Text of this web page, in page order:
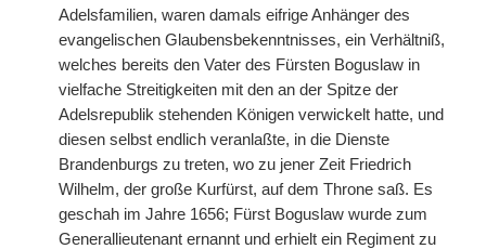
Adelsfamilien, waren damals eifrige Anhänger des
evangelischen Glaubensbekenntnisses, ein Verhältniß,
welches bereits den Vater des Fürsten Boguslaw in
vielfache Streitigkeiten mit den an der Spitze der
Adelsrepublik stehenden Königen verwickelt hatte, und
diesen selbst endlich veranlaßte, in die Dienste
Brandenburgs zu treten, wo zu jener Zeit Friedrich
Wilhelm, der große Kurfürst, auf dem Throne saß. Es
geschah im Jahre 1656; Fürst Boguslaw wurde zum
Generallieutenant ernannt und erhielt ein Regiment zu